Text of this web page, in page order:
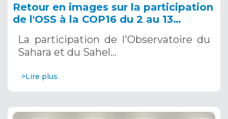
Retour en images sur la participation
de l'OSS à la COP16 du 2 au 13
Saoudite
La participation de l'Observatoire du
Sahara et du Sahel…
>Lire plus